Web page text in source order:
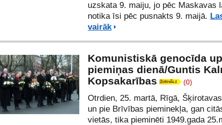
uzskata 9. maiju, jo pēc Maskavas
notika īsi pēc pusnakts 9. maijā.
vairāk
Komunistiskā genocīda
piemiņas dienā/Guntis
Kopsakarības
(0)
Otrdien, 25. martā, Rīgā,
un pie Brīvības pieminekļa, gan
vietās, tika pieminēti 1949.gada